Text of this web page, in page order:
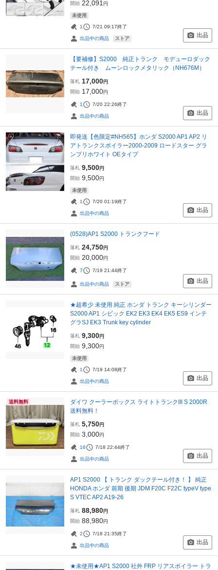
開始 22,091 円
未使用
1 7/21 09:17終了
出品中の商品 ストア 出品
【要補修】S2000 純正トランク モデューロダック
テール付き ムーンロックメタリック（NH676M）
落札 17,000円
開始 17,000円
1 7/20 22:26終了
出品中の商品 出品
即発送【色限定#NH565】ホンダ S2000 AP1 AP2 リ
アトランクスポイラー2000-2009 ロードスター グラ
ンプリホワイト OEタイプ
落札 9,500円
開始 9,500円
未使用
1 7/20 01:19終了
出品中の商品 出品
(0528)AP1 S2000 トランクフード
落札 24,750円
開始 20,000円
7 7/19 21:44終了
出品中の商品 ストア 出品
★超希少 未使用 純正 ホンダ トランク キーシリンダー
S2000 AP1 シビック EK2 EK3 EK4 EK5 ES9 インテ
グラSJ EK3 Trunk key cylinder
落札 9,300円
開始 9,300円
未使用
1 7/19 14:08終了
出品中の商品 出品
送料無料
ダイワ クーラーボックス ライトトランクIII S 2000R
送料無料！
落札 5,750円
開始 3,000円
16 7/18 22:44終了
出品中の商品 出品
AP1 S2000 【 トランク ダックテール付き！ 】 純正
HONDA ホンダ 前期 後期 JDM F20C F22C typeV type
S VTEC AP2 A19-26
落札 88,980円
開始 88,980円
2 7/18 21:35終了
出品中の商品 出品
★未使用★AP1 S2000 社外 FRP リアスポイラー トラ